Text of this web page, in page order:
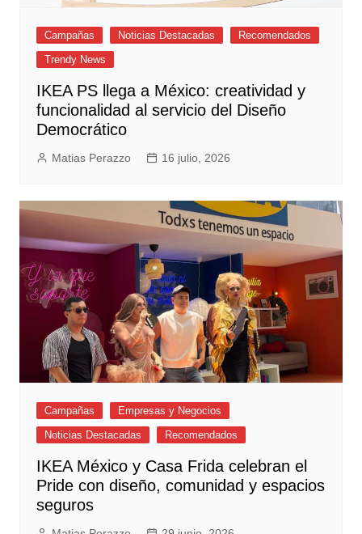
Campañas Noticias Destacadas
Recomendados
Trendy News
IKEA PS llega a México: creatividad y
funcionalidad al servicio del Diseño
Democrático
Matias Perazzo 16 julio, 2026
Campañas
Empresas y Negocios
Noticias Destacadas
Recomendados
IKEA México y Casa Frida celebran el
Pride con diseño, comunidad y espacios
seguros